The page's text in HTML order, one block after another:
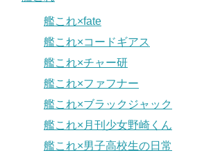
艦これ×fate
艦これ×コードギアス
艦これ×チャー研
艦これ×ファフナー
艦これ×ブラックジャック
艦これ×月刊少女野崎くん
艦これ×男子高校生の日常